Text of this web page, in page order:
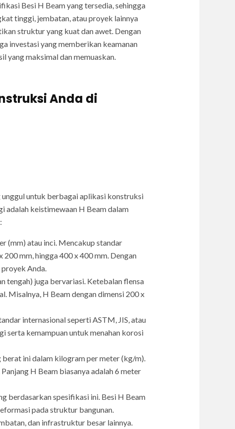
Besi H Beam yang tersedia, sehingga
tinggi, jembatan, atau proyek lainnya
struktur yang kuat dan awet. Dengan
investasi yang memberikan keamanan
yang maksimal dan memuaskan.
Anda di
unggul untuk berbagai aplikasi konstruksi
adalah keistimewaan H Beam dalam
(mm) atau inci. Mencakup standar
mm, hingga 400 x 400 mm. Dengan
Anda.
tengah) juga bervariasi. Ketebalan flensa
Misalnya, H Beam dengan dimensi 200 x
internasional seperti ASTM, JIS, atau
serta kemampuan untuk menahan korosi
ini dalam kilogram per meter (kg/m).
H Beam biasanya adalah 6 meter
berdasarkan spesifikasi ini. Besi H Beam
pada struktur bangunan.
dan infrastruktur besar lainnya.